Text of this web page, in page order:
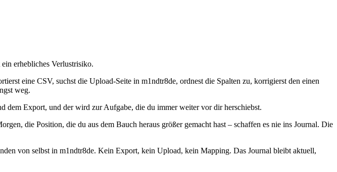
erhebliches Verlustrisiko.
eine CSV, suchst die Upload-Seite in m1ndtr8de, ordnest die Spalten zu, korrigierst den einen
weg.
dem Export, und der wird zur Aufgabe, die du immer weiter vor dir herschiebst.
die Position, die du aus dem Bauch heraus größer gemacht hast – schaffen es nie ins Journal. Die
von selbst in m1ndtr8de. Kein Export, kein Upload, kein Mapping. Das Journal bleibt aktuell,